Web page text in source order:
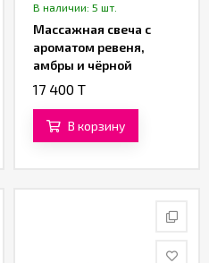
В наличии: 5 шт.
Массажная свеча с
ароматом ревеня,
амбры и чёрной
смородины A trip to the
от «Mystim» 120 ML
17 400 T
В корзину